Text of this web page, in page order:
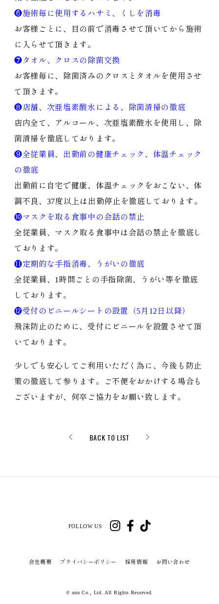
❻施術毎に使用するハサミ、くしを消毒
お客様ごとに、目の前で消毒させて頂いてから施術
に入らせて頂きます。
❼タオル、クロスの除菌交換
お客様毎に、除菌済みのクロスとタオルを使用させ
て頂きます。
❽店舗、次亜塩素酸水による、除菌清掃の徹底
店内全て、アルコール、次亜塩素酸水を使用し、除
菌清掃を徹底しております。
❾全従業員、出勤前の健康チェック、体温チェック
の徹底
出勤前に自宅で健康、体温チェックをおこない、体
調不良、37度以上は出勤停止を徹底しております。
❿マスクを取る食事中の会話の禁止
全従業員、マスク取る食事中は会話の禁止を徹底し
ております。
⓫定期的な手指消毒、うがいの徹底
全従業員、1時間ごとの手指除菌、うがい等を徹底
しております。
⓬受付のビニールシートの設置（5月12日以降）
飛沫防止のために、受付にビニールを設置させて頂
いております。
少しでも安心してご利用いただく為に、今後も防止
策の徹底して参ります。ご不便をおかけする場合も
ございますが、何卒ご協力をお願い致します。
BACK TO LIST
FOLLOW US
会社概要 プライバシーポリシー 採用情報 お問い合わせ
© ann Co., Ltd. All Rights Reserved.